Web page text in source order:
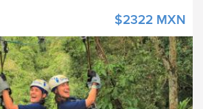
$2322 MXN